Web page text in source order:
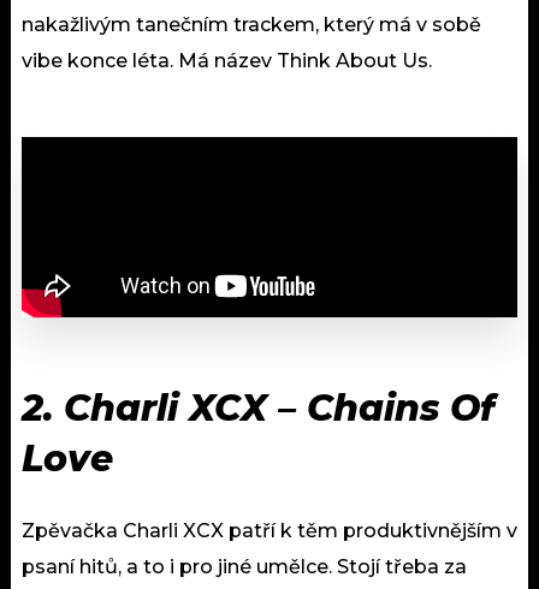
nakažlivým tanečním trackem, který má v sobě
vibe konce léta. Má název Think About Us.
2. Charli XCX – Chains Of
Love
Zpěvačka Charli XCX patří k těm produktivnějším v
psaní hitů, a to i pro jiné umělce. Stojí třeba za